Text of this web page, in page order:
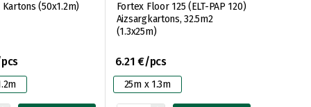
(50x1.2m)
Fortex Floor 125 (ELT-PAP 120)
Aizsargkartons, 32.5m2
(1.3x25m)
6.21 €/pcs
25m x 1.3m